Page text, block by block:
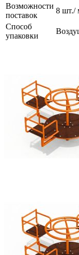
Возможности
поставок
8 шт./
Способ
упаковки